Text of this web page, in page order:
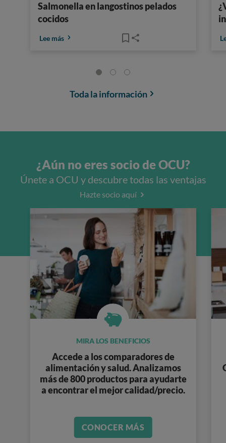
Salmonella en langostinos pelados
cocidos
Lee más
Toda la información
¿Aún no eres socio de OCU?
Únete a OCU y descubre todas las ventajas
Hazte socio aquí
MIRA LOS BENEFICIOS
Accede a loscomparadores de
alimentación y salud. Analizamos
más de 800 productospara ayudarte
a encontrar el mejor calidad/precio.
CONOCER MÁS